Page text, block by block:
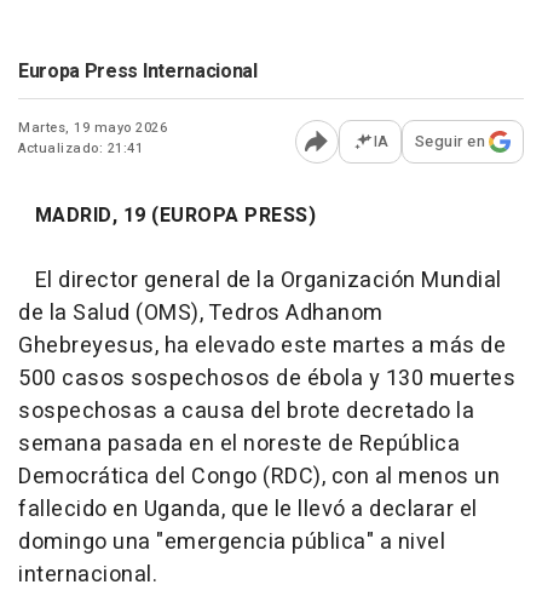
Europa Press Internacional
Martes, 19 mayo 2026
Actualizado: 21:41
Abrir opciones para
IA Seguir en
MADRID, 19 (EUROPA PRESS)
El director general de la Organización Mundial
de la Salud (OMS), Tedros Adhanom
Ghebreyesus, ha elevado este martes a más de
500 casos sospechosos de ébola y 130 muertes
sospechosas a causa del brote decretado la
semana pasada en el noreste de República
Democrática del Congo (RDC), con al menos un
fallecido en Uganda, que le llevó a declarar el
domingo una "emergencia pública" a nivel
internacional.